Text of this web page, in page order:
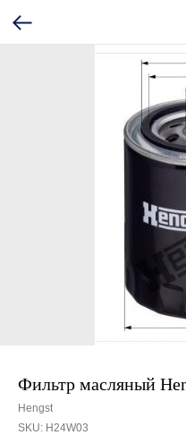
Фильтр масляный
Hengst
SKU: H24W03